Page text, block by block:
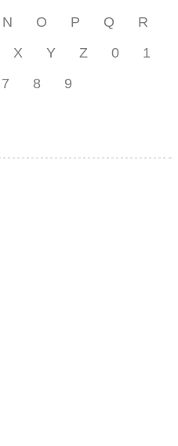
N O P Q
R
X Y Z 0
1
7 8 9